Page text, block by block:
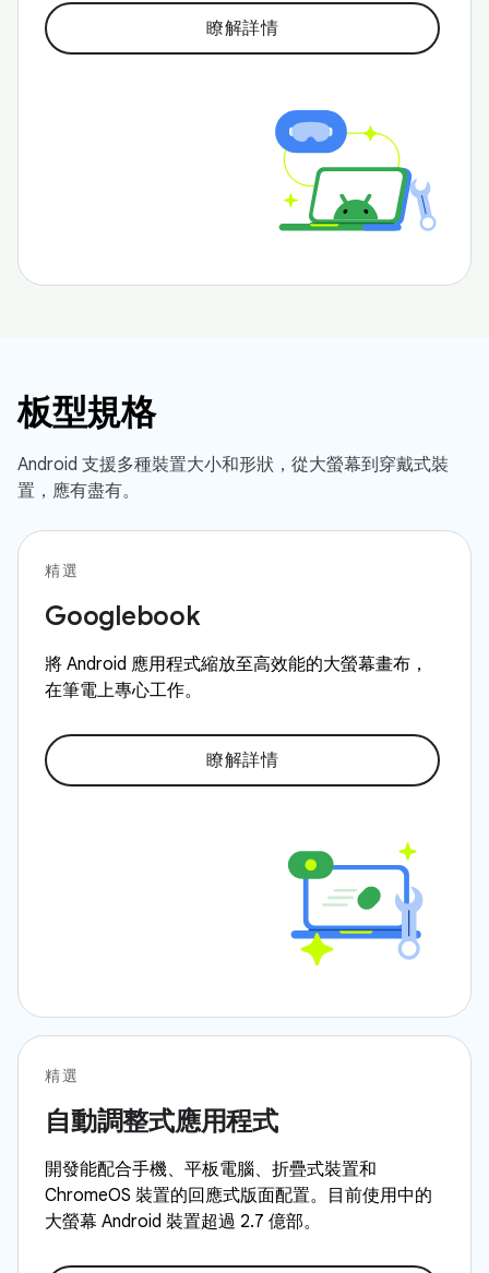
瞭解詳情
板型規格
Android 支援多種裝置大小和形狀，從大螢幕到穿戴式裝
置，應有盡有。
精選
Googlebook
將 Android 應用程式縮放至高效能的大螢幕畫布，
在筆電上專心工作。
瞭解詳情
精選
自動調整式應用程式
開發能配合手機、平板電腦、折疊式裝置和
ChromeOS 裝置的回應式版面配置。目前使用中的
大螢幕 Android 裝置超過 2.7 億部。